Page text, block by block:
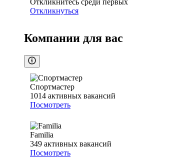
Откликнитесь среди первых
Откликнуться
Компании для вас
Спортмастер
1014 активных вакансий
Посмотреть
Familia
349 активных вакансий
Посмотреть